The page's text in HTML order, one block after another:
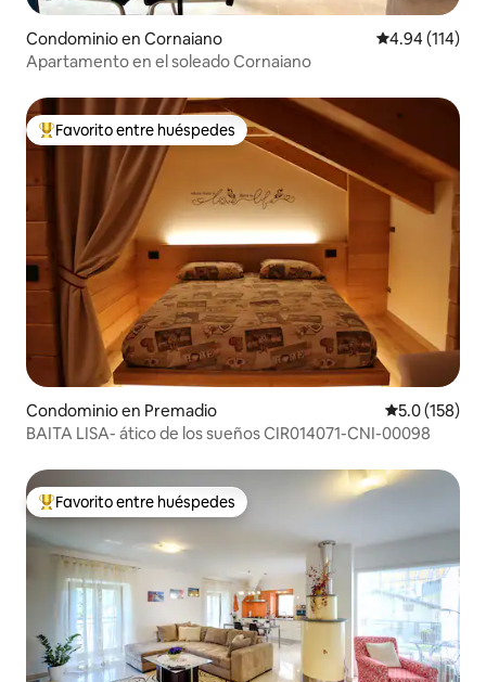
Condominio en Cornaiano Calificación
4.94 (114)
Apartamento en el soleado Cornaiano
De los mejores en Favorito entre huéspedes
Favorito entre huéspedes
Condominio en Premadio Calificación
5.0 (158)
BAITA LISA- ático de los sueños CIR014071-CNI-00098
De los mejores en Favorito entre huéspedes
Favorito entre huéspedes